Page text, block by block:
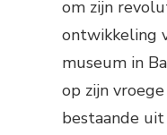
om zijn
ontwikkeling
museum in
op zijn
bestaande